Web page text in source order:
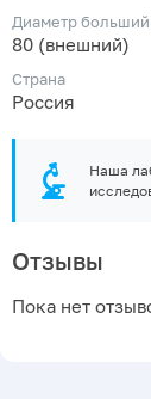
Диаметр
80 (внешний)
Страна
Россия
Наша
Отзывы
Пока нет